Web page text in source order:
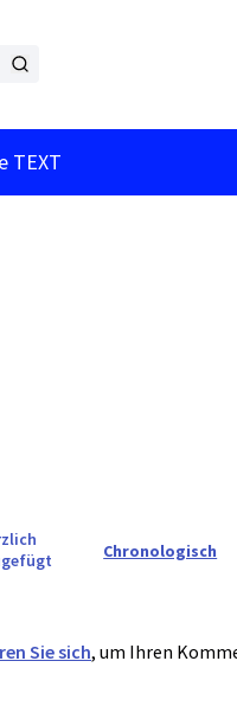
TEXT
Chronologisch
Sie sich, um Ihren